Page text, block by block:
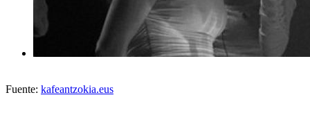
Fuente: kafeantzokia.eus